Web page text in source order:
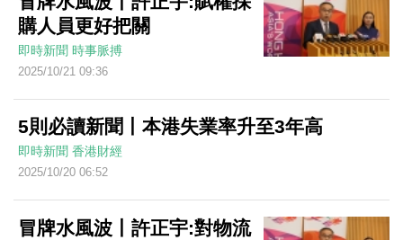
購人員更好把關
即時新聞 時事脈搏
2025/10/21 09:36
5則必讀新聞丨本港失業率升至3年高
即時新聞 香港財經
2025/10/20 06:52
冒牌水風波丨許正宇:對物流